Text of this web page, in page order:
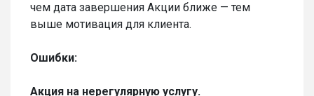
чем дата завершения Акции ближе — тем
выше мотивация для клиента.
Ошибки:
Акция на нерегулярную услугу.